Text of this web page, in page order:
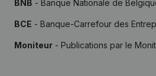
BNB - Banque Nationale de
BCE - Banque-Carrefour des
Moniteur - Publications par le